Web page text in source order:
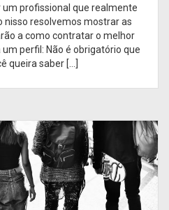
profissional que realmente
nisso resolvemos mostrar as
a como contratar o melhor
perfil: Não é obrigatório que
queira saber […]